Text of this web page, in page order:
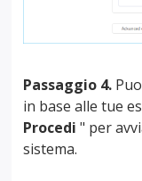
Passaggio 4.
in base alle tue
Procedi " per
sistema.